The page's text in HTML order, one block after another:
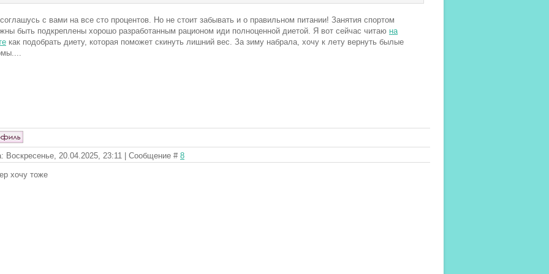
с вами на все сто процентов. Но не стоит забывать и о правильном питании! Занятия спортом
быть подкреплены хорошо разработанным рационом иди полноценной диетой. Я вот сейчас читаю на
как подобрать диету, которая поможет скинуть лишний вес. За зиму набрала, хочу к лету вернуть былые
Воскресенье, 20.04.2025, 23:11 | Сообщение # 8
хочу тоже